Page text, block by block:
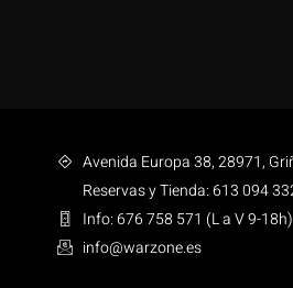
Avenida Europa 38, 28971,
Reservas y Tienda: 613 094
Info: 676 758 571 (L a V 9-18h)
info@warzone.es